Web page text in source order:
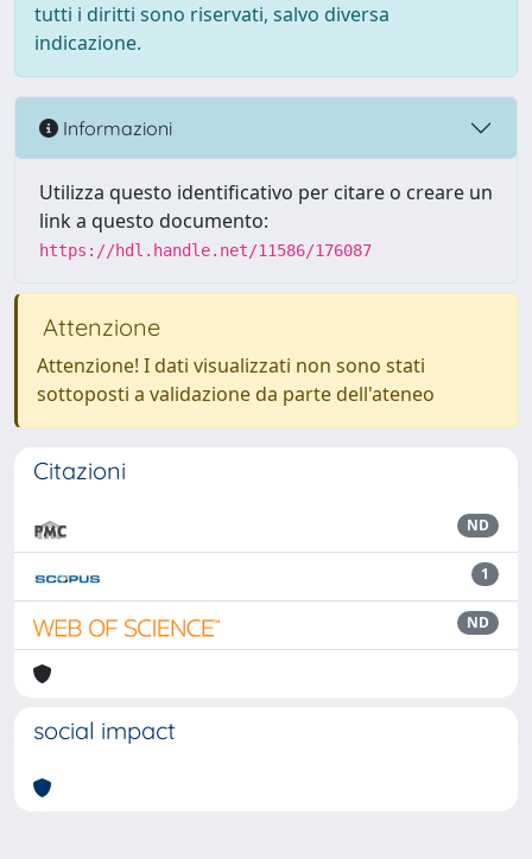
tutti i diritti sono riservati, salvo diversa
indicazione.
Informazioni
Utilizza questo identificativo per citare o creare un
link a questo documento:
https://hdl.handle.net/11586/176087
Attenzione
Attenzione! I dati visualizzati non sono stati
sottoposti a validazione da parte dell'ateneo
Citazioni
ND
1
ND
social impact